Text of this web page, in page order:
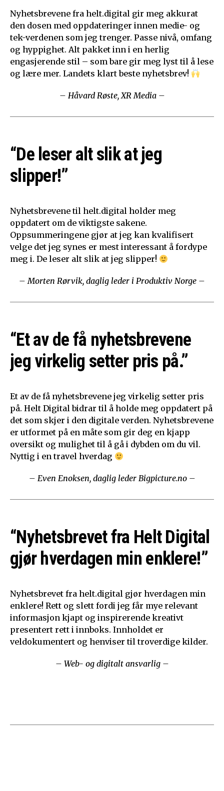
Nyhetsbrevene fra helt.digital gir meg akkurat
den dosen med oppdateringer innen medie- og
tek-verdenen som jeg trenger. Passe nivå, omfang
og hyppighet. Alt pakket inn i en herlig
engasjerende stil – som bare gir meg lyst til å lese
og lære mer. Landets klart beste nyhetsbrev!
– Håvard Røste, XR Media –
“De leser alt slik at jeg
slipper!”
Nyhetsbrevene til helt.digital holder meg
oppdatert om de viktigste sakene.
Oppsummeringene gjør at jeg kan kvalifisert
velge det jeg synes er mest interessant å fordype
meg i. De leser alt slik at jeg slipper!
– Morten Rørvik, daglig leder i Produktiv Norge –
“Et av de få nyhetsbrevene
jeg virkelig setter pris på.”
Et av de få nyhetsbrevene jeg virkelig setter pris
på. Helt Digital bidrar til å holde meg oppdatert på
det som skjer i den digitale verden. Nyhetsbrevene
er utformet på en måte som gir deg en kjapp
oversikt og mulighet til å gå i dybden om du vil.
Nyttig i en travel hverdag
– Even Enoksen, daglig leder Bigpicture.no –
“Nyhetsbrevet fra Helt Digital
gjør hverdagen min enklere!”
Nyhetsbrevet fra helt.digital gjør hverdagen min
enklere! Rett og slett fordi jeg får mye relevant
informasjon kjapt og inspirerende kreativt
presentert rett i innboks. Innholdet er
veldokumentert og henviser til troverdige kilder.
– Web- og digitalt ansvarlig –